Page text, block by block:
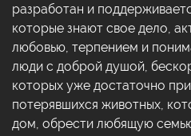
разработан и
которые знают свое дело,
любовью, терпением и
люди с доброй душой,
которых уже достаточно
потерявшихся животных,
дом, обрести любящую